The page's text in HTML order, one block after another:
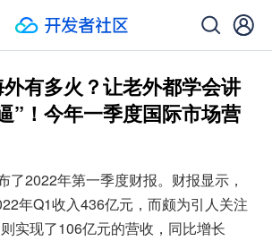
有多火？让老外都学会讲
”！今年一季度国际市场营
了2022年第一季度财报。财报显示，
年Q1收入436亿元，而颇为引人关注
实现了106亿元的营收，同比增长